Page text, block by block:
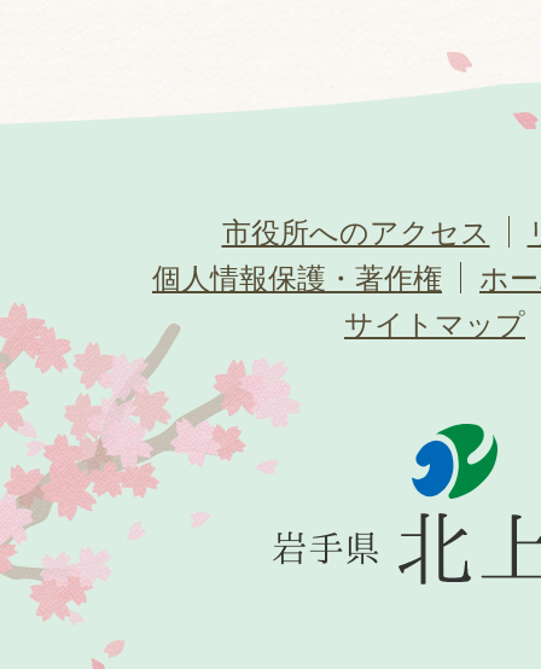
市役所へのアクセス
個人情報保護・著作権
ホ
サイトマップ